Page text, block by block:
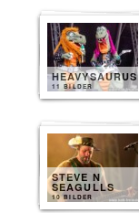
HEAVYSAURUS
11 BILDER
STEVE N
SEAGULLS
10 BILDER